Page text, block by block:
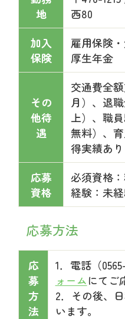
地
西80
加入
保険
雇用保険
厚生年金
その
他待
遇
交通費全
月）、退
上）、職
無料）、
得実績あり
応募
資格
必須資格：
経験：未
応募方法
応
募
方
法
1．電話（
ォームにてご
2．その後、
います。